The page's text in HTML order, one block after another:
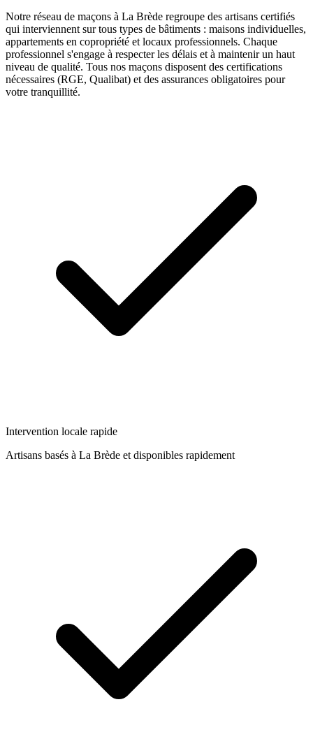
Notre réseau de maçons à La Brède regroupe des artisans certifiés
qui interviennent sur tous types de bâtiments : maisons individuelles,
appartements en copropriété et locaux professionnels. Chaque
professionnel s'engage à respecter les délais et à maintenir un haut
niveau de qualité. Tous nos maçons disposent des certifications
nécessaires (RGE, Qualibat) et des assurances obligatoires pour
votre tranquillité.
Intervention locale rapide
Artisans basés à La Brède et disponibles rapidement